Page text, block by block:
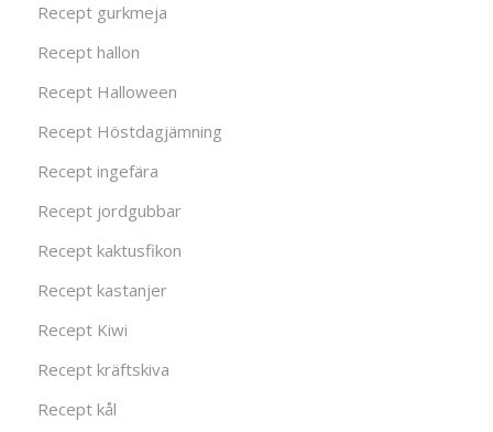
Recept gurkmeja
Recept hallon
Recept Halloween
Recept Höstdagjämning
Recept ingefära
Recept jordgubbar
Recept kaktusfikon
Recept kastanjer
Recept Kiwi
Recept kräftskiva
Recept kål